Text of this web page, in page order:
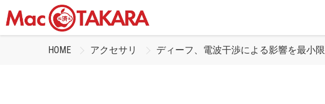
HOME アクセサリ ディーフ、電波干渉による影響を最小限